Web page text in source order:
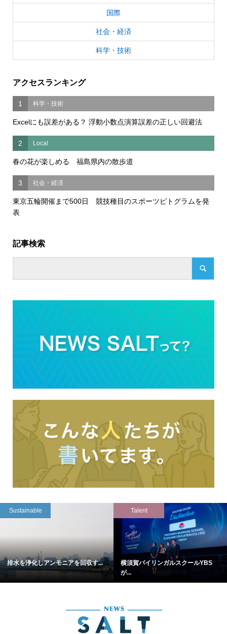
国際
社会・経済
科学・技術
アクセスランキング
1 科学・技術
Excelにも誤差がある？ 浮動小数点演算誤差の正しい回避法
2 Local
春の花が楽しめる 福島県内の散歩道
3 社会・経済
東京五輪開催まで500日 競技種目のスポーツピトグラムを発
表
記事検索
Sustainable
排水を浄化しアンモニアを回収す...
Talent
横須賀バイリンガルスクールYBS
が...